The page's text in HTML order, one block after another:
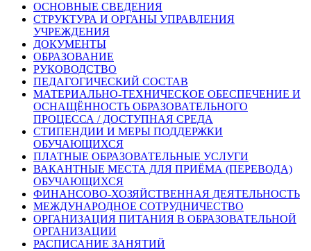
ОСНОВНЫЕ СВЕДЕНИЯ
СТРУКТУРА И ОРГАНЫ УПРАВЛЕНИЯ
УЧРЕЖДЕНИЯ
ДОКУМЕНТЫ
ОБРАЗОВАНИЕ
РУКОВОДСТВО
ПЕДАГОГИЧЕСКИЙ СОСТАВ
МАТЕРИАЛЬНО-ТЕХНИЧЕСКОЕ ОБЕСПЕЧЕНИЕ И
ОСНАЩЁННОСТЬ ОБРАЗОВАТЕЛЬНОГО
ПРОЦЕССА / ДОСТУПНАЯ СРЕДА
СТИПЕНДИИ И МЕРЫ ПОДДЕРЖКИ
ОБУЧАЮЩИХСЯ
ПЛАТНЫЕ ОБРАЗОВАТЕЛЬНЫЕ УСЛУГИ
ВАКАНТНЫЕ МЕСТА ДЛЯ ПРИЁМА (ПЕРЕВОДА)
ОБУЧАЮЩИХСЯ
ФИНАНСОВО-ХОЗЯЙСТВЕННАЯ ДЕЯТЕЛЬНОСТЬ
МЕЖДУНАРОДНОЕ СОТРУДНИЧЕСТВО
ОРГАНИЗАЦИЯ ПИТАНИЯ В ОБРАЗОВАТЕЛЬНОЙ
ОРГАНИЗАЦИИ
РАСПИСАНИЕ ЗАНЯТИЙ